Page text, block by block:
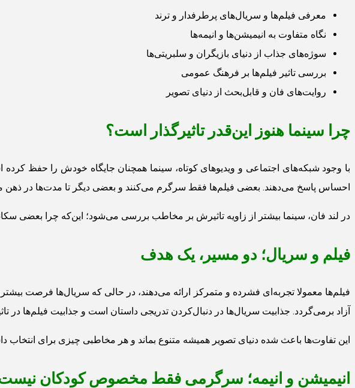
معرفی فیلم‌ها و سریال‌های پرطرفدار و ترند
نگاه متفاوت به انیمیشن‌ها و انیمه‌ها
سوژه‌های جذاب از دنیای بازیگران و سلبریتی‌ها
بررسی تاثیر فیلم‌ها بر فرهنگ عمومی
روایت‌های فان و قابل‌بحث از دنیای تصویر
چرا سینما هنوز این‌قدر تاثیرگذار است؟
با وجود شبکه‌های اجتماعی و ویدیوهای کوتاه، سینما همچنان جایگاه خودش را حفظ
احساس پاسخ می‌دهند. بعضی فیلم‌ها فقط سرگرم می‌کنند و بعضی دیگر تا مدت‌ها در ذهن
در لند فان، سینما بیشتر از زاویه تاثیرش بر مخاطب بررسی می‌شود؛ این‌که چرا بعضی
فیلم و سریال؛ دو مسیر، یک هدف
فیلم‌ها معمولا تجربه‌ای فشرده و متمرکز ارائه می‌دهند، در حالی که سریال‌ها فرصت
آزاد برمی‌گردد. جذابیت سریال‌ها در دنبال‌کردن تدریجی داستان است و جذابیت فیلم‌ها در
این تفاوت‌ها باعث شده دنیای تصویر همیشه متنوع بماند و هر مخاطبی چیزی برای انتخاب
انیمیشن و انیمه؛ سرگرمی فقط مخصوص کودکان